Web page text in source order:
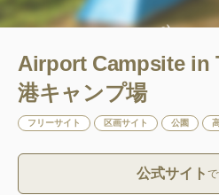
Airport Campsite in
港キャンプ場
フリーサイト 区画サイト 公園
公式サイト